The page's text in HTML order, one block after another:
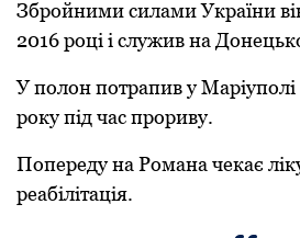
Збройними силами України
2016 році і служив на
У полон потрапив у Маріуполі
року під час прориву.
Попереду на Романа чекає
реабілітація.